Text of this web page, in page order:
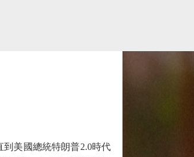
美國總統特朗普2.0時代